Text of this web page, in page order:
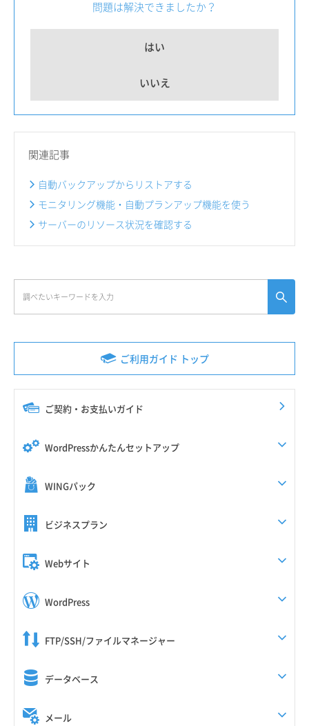
ご利用ガイド トップ
ご契約・お支払いガイド
WordPressかんたんセットアップ
WINGパック
ビジネスプラン
Webサイト
WordPress
FTP/SSH/ファイルマネージャー
データベース
メール
問題は解決できましたか？
はい
いいえ
関連記事
自動バックアップからリストアする
モニタリング機能・自動プランアップ機能を使う
サーバーのリソース状況を確認する